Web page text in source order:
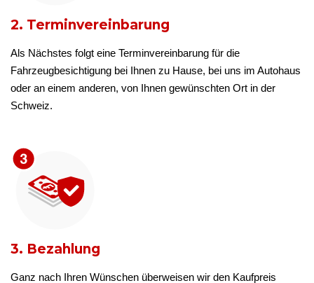
2. Terminvereinbarung
Als Nächstes folgt eine Terminvereinbarung für die
Fahrzeugbesichtigung bei Ihnen zu Hause, bei uns im Autohaus
oder an einem anderen, von Ihnen gewünschten Ort in der
Schweiz.
3. Bezahlung
Ganz nach Ihren Wünschen überweisen wir den Kaufpreis